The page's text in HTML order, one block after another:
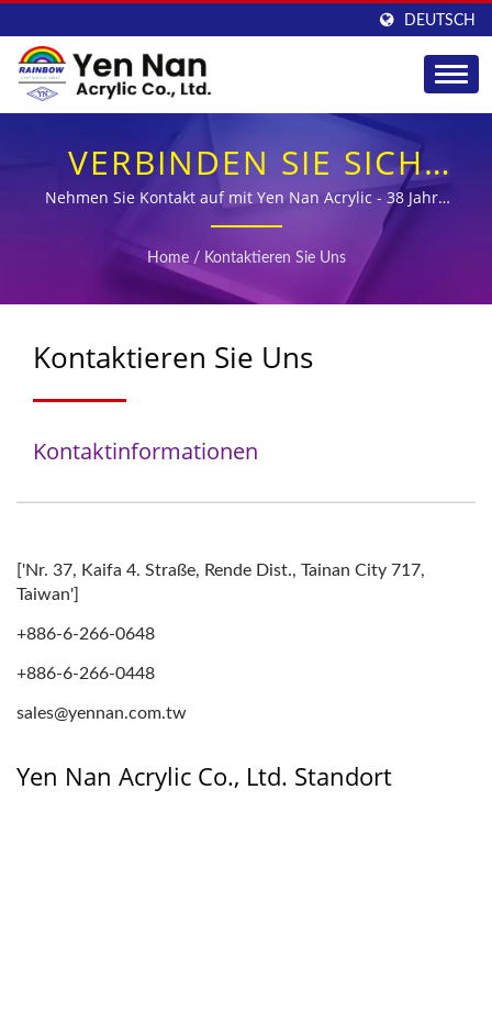
DEUTSCH
VERBINDEN SIE SICH
MIT TAIWANS
FÜHRENDEM
HERSTELLER VON
GEGOSSENEM
ACRYLGLAS
Nehmen Sie Kontakt auf mit Yen Nan Acrylic - 38 Jahre
Fertigungsexzellenz
Home / Kontaktieren Sie Uns
Kontaktieren Sie Uns
Kontaktinformationen
['Nr. 37, Kaifa 4. Straße, Rende Dist., Tainan City 717,
Taiwan']
+886-6-266-0648
+886-6-266-0448
sales@yennan.com.tw
Yen Nan Acrylic Co., Ltd. Standort